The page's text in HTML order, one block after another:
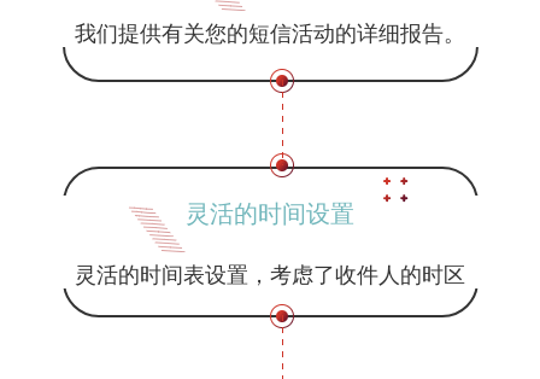
我们提供有关您的短信活动的详细报告。
灵活的时间设置
灵活的时间表设置，考虑了收件人的时区